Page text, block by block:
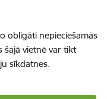
obligāti nepieciešamās
šajā vietnē var tikt
sīkdatnes.